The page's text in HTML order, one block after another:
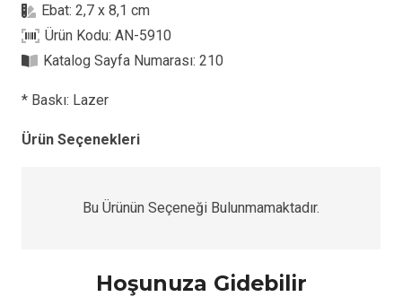
-
Çift
Anahtarlık
Ebat:2,7 x 8,1 cm
Ürün Kodu:AN-5910
Katalog Sayfa Numarası:210
* Baskı: Lazer
Ürün Seçenekleri
Bu Ürünün Seçeneği Bulunmamaktadır.
Hoşunuza Gidebilir